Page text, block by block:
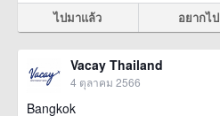
ไปมาแล้ว อยากไป
Vacay Thailand
4 ตุลาคม 2566
Bangkok